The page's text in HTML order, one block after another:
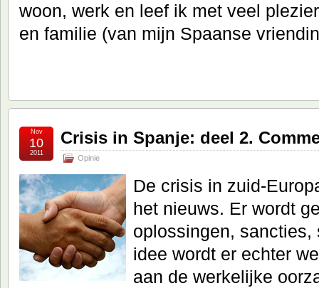
woon, werk en leef ik met veel
en familie (van mijn Spaanse
Crisis in Spanje: deel 2.
Opinie
Nov
10
2011
De crisis in zuid-
het nieuws. Er wordt
oplossingen,
idee wordt er echter
aan de werkelijke